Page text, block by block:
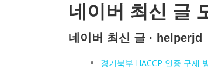
네이버 최신 글
네이버 최신 글 · helperjd
경기북부 HACCP 인증 구제